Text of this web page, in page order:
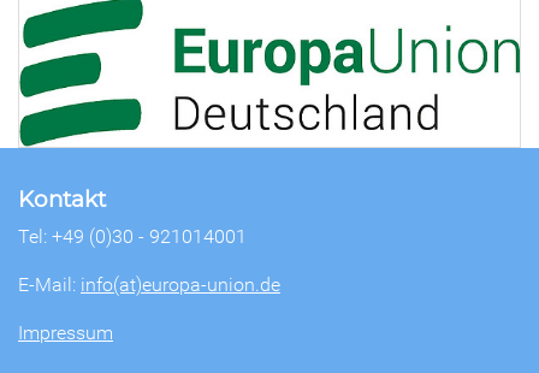
Kontakt
Tel: +49 (0)30 - 921014001
E-Mail: info(at)europa-union.de
Impressum